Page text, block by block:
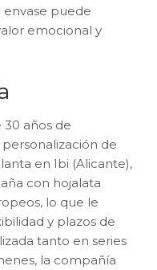
puede
emocional y
30 años de
de
en Ibi (Alicante),
con hojalata
lo que le
y plazos de
tanto en series
la compañía